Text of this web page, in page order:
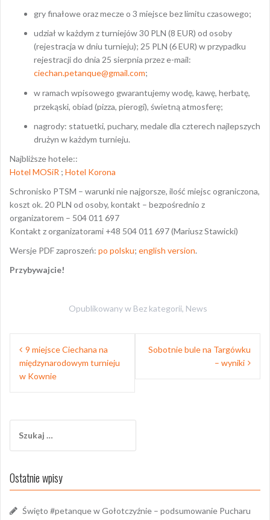
gry finałowe oraz mecze o 3 miejsce bez limitu czasowego;
udział w każdym z turniejów 30 PLN (8 EUR) od osoby
(rejestracja w dniu turnieju); 25 PLN (6 EUR) w przypadku
rejestracji do dnia 25 sierpnia przez e-mail:
ciechan.petanque@gmail.com;
w ramach wpisowego gwarantujemy wodę, kawę, herbatę,
przekąski, obiad (pizza, pierogi), świetną atmosferę;
nagrody: statuetki, puchary, medale dla czterech najlepszych
drużyn w każdym turnieju.
Najbliższe hotele::
Hotel MOSiR ; Hotel Korona
Schronisko PTSM – warunki nie najgorsze, ilość miejsc ograniczona,
koszt ok. 20 PLN od osoby, kontakt – bezpośrednio z
organizatorem – 504 011 697
Kontakt z organizatorami +48 504 011 697 (Mariusz Stawicki)
Wersje PDF zaproszeń: po polsku; english version.
Przybywajcie!
Opublikowany w Bez kategorii, News
Nawigacja
wpisu
9 miejsce Ciechana na
międzynarodowym turnieju
w Kownie
Sobotnie bule na Targówku
– wyniki
Ostatnie wpisy
Święto #petanque w Gołotczyźnie – podsumowanie Pucharu